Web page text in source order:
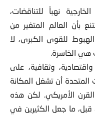
نهباً للتناقضات،
بأن العالم المتغير من
للقوى الكبرى، لا
هي الخاسرة.
وثقافية، على
أن تشغل المكانة
الأمريكي. لكن هذه
قبل، ما جعل الكثيرين في